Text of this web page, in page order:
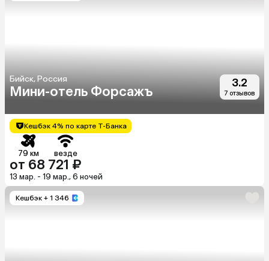
Бийск, Россия
Мини-отель Форсажъ
3.2
7 отзывов
Кешбэк 4% по карте Т-Банка
79 км везде
от 68 721 ₽
13 мар. - 19 мар., 6 ночей
Кешбэк + 1 346